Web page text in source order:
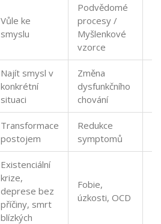
Vůle ke
smyslu
Podvědomé
procesy /
Myšlenkové
vzorce
Najít smysl v
konkrétní
situaci
Změna
dysfunkčního
chování
Transformace
postojem
Redukce
symptomů
Existenciální
krize,
deprese bez
příčiny, smrt
blízkých
Fobie,
úzkosti, OCD